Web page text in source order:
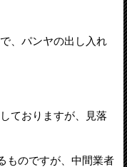
、パンヤの出し入れ
ておりますが、見落
ものですが、中間業者